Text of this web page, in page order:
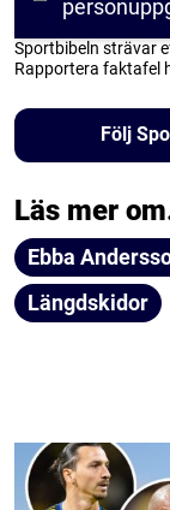
Sportbibeln strävar
Rapportera faktafel
Följ
Läs mer
Ebba
Längdskidor